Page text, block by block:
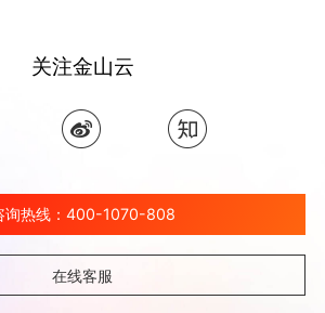
关注金山云
询热线：400-1070-808
在线客服